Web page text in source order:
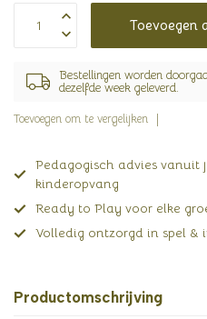
Toevoegen
Bestellingen worden
dezelfde week geleverd.
Toevoegen om te vergelijken
Pedagogisch advies vanuit
kinderopvang
Ready to Play voor elke
Volledig ontzorgd in spel &
Productomschrijving